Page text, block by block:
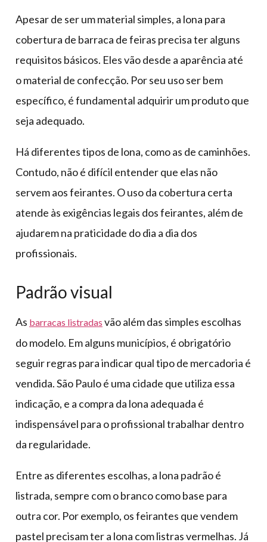
Apesar de ser um material simples, a lona para
cobertura de barraca de feiras precisa ter alguns
requisitos básicos. Eles vão desde a aparência até
o material de confecção. Por seu uso ser bem
específico, é fundamental adquirir um produto que
seja adequado.
Há diferentes tipos de lona, como as de caminhões.
Contudo, não é difícil entender que elas não
servem aos feirantes. O uso da cobertura certa
atende às exigências legais dos feirantes, além de
ajudarem na praticidade do dia a dia dos
profissionais.
Padrão visual
As barracas listradas vão além das simples escolhas
do modelo. Em alguns municípios, é obrigatório
seguir regras para indicar qual tipo de mercadoria é
vendida. São Paulo é uma cidade que utiliza essa
indicação, e a compra da lona adequada é
indispensável para o profissional trabalhar dentro
da regularidade.
Entre as diferentes escolhas, a lona padrão é
listrada, sempre com o branco como base para
outra cor. Por exemplo, os feirantes que vendem
pastel precisam ter a lona com listras vermelhas. Já